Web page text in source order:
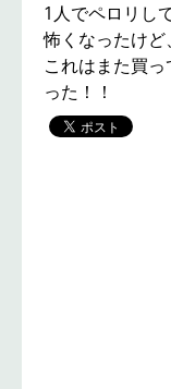
1人でペロリし
怖くなったけど、
これはまた買
った！！